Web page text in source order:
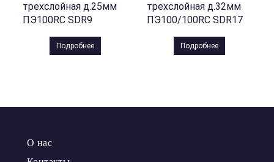
трехслойная д.25мм
ПЭ100RC SDR9
Подробнее
трехслойная д.32мм
ПЭ100/100RC SDR17
Подробнее
О нас